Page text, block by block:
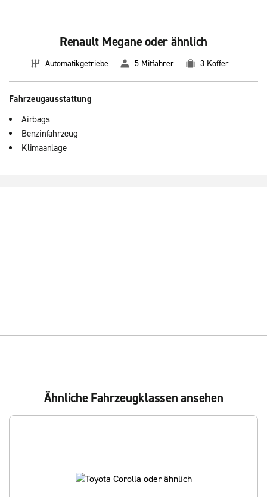
Renault Megane oder ähnlich
Automatikgetriebe 5 Mitfahrer 3 Koffer
Fahrzeugausstattung
Airbags
Benzinfahrzeug
Klimaanlage
Ähnliche Fahrzeugklassen ansehen